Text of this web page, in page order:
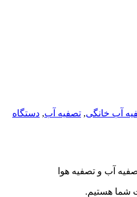
آب خانگی, تصفیه آب, دستگاه
آب و تصفیه هوا
شما هستیم.